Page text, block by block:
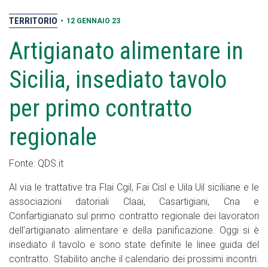
TERRITORIO • 12 GENNAIO 23
Artigianato alimentare in
Sicilia, insediato tavolo
per primo contratto
regionale
Fonte: QDS.it
Al via le trattative tra Flai Cgil, Fai Cisl e Uila Uil siciliane e le
associazioni datoriali Claai, Casartigiani, Cna e
Confartigianato sul primo contratto regionale dei lavoratori
dell’artigianato alimentare e della panificazione. Oggi si è
insediato il tavolo e sono state definite le linee guida del
contratto. Stabilito anche il calendario dei prossimi incontri.